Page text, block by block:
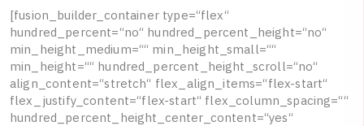
[fusion builder_ container type=“flex“
hundred percent=“no“ hundred percent height=“no“
min height medium=““ min height small=““
min height=““ hundred percent height scroll=“no“
align content=“stretch“ flex align _items=“flex-start“
flex justify_ content=“flex-start“ flex column _spacing=““
hundred percent height center_ content=“yes“